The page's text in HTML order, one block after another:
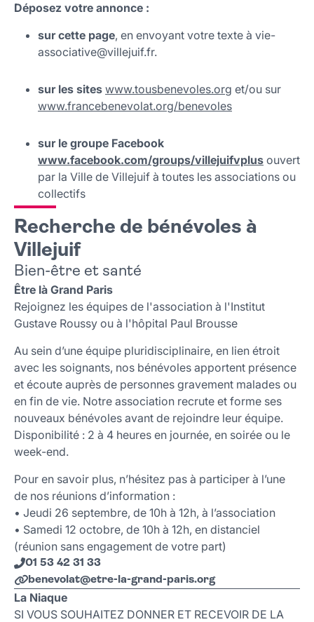
Déposez votre annonce :
sur cette page, en envoyant votre texte à vie-
associative@villejuif.fr.
sur les sites www.tousbenevoles.org et/ou sur
www.francebenevolat.org/benevoles
sur le groupe Facebook
www.facebook.com/groups/villejuifvplus ouvert
par la Ville de Villejuif à toutes les associations ou
collectifs
Recherche de bénévoles à
Villejuif
Bien-être et santé
Être là Grand Paris
Rejoignez les équipes de l'association à l'Institut
Gustave Roussy ou à l'hôpital Paul Brousse
Au sein d’une équipe pluridisciplinaire, en lien étroit
avec les soignants, nos bénévoles apportent présence
et écoute auprès de personnes gravement malades ou
en fin de vie. Notre association recrute et forme ses
nouveaux bénévoles avant de rejoindre leur équipe.
Disponibilité : 2 à 4 heures en journée, en soirée ou le
week-end.
Pour en savoir plus, n’hésitez pas à participer à l’une
de nos réunions d’information :
• Jeudi 26 septembre, de 10h à 12h, à l’association
• Samedi 12 octobre, de 10h à 12h, en distanciel
(réunion sans engagement de votre part)
01 53 42 31 33
benevolat@etre-la-grand-paris.org
La Niaque
SI VOUS SOUHAITEZ DONNER ET RECEVOIR DE LA